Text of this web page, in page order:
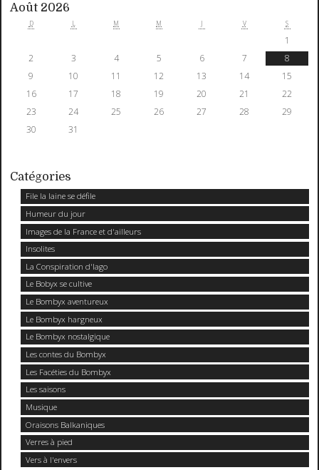
Août 2026
D L M M V S
1
2
3 4 5 6 7
8
9
10 11 12 13 14
15
16
17 18 19 20 21
22
23
24 25 26 27 28
29
30
31
Catégories
File la laine se défile
Humeur du jour
Images de la France et d'ailleurs
Insolites
La Conspiration d'Iago
Le Bobyx se cultive
Le Bombyx aventureux
Le Bombyx hargneux
Le Bombyx nostalgique
Les contes du Bombyx
Les Facéties du Bombyx
Les saisons
Musique
Oraisons Balkaniques
Verres à pied
Vers à l'envers